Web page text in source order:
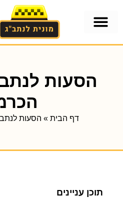
הסעות
דף הבית » הסעות
תוכן עניינים